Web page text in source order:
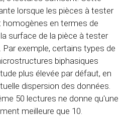
lorsque les pièces à tester
en termes de
surface de la pièce à tester
Par exemple, certains types de
biphasiques
plus élevée par défaut, en
dispersion des données.
50 lectures ne donne qu'une
meilleure que 10.